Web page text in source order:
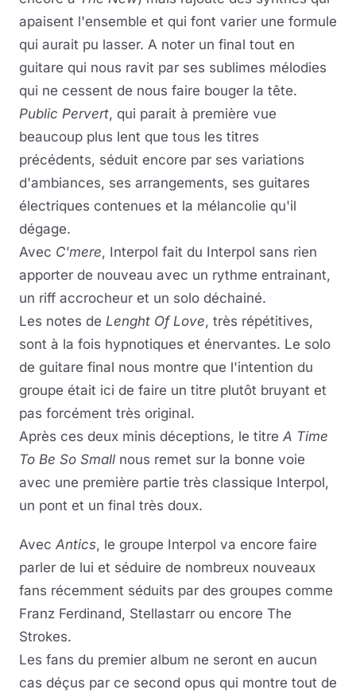
apaisent l'ensemble et qui font varier une formule
qui aurait pu lasser. A noter un final tout en
guitare qui nous ravit par ses sublimes mélodies
qui ne cessent de nous faire bouger la tête.
Public Pervert, qui parait à première vue
beaucoup plus lent que tous les titres
précédents, séduit encore par ses variations
d'ambiances, ses arrangements, ses guitares
électriques contenues et la mélancolie qu'il
dégage.
Avec C'mere, Interpol fait du Interpol sans rien
apporter de nouveau avec un rythme entrainant,
un riff accrocheur et un solo déchainé.
Les notes de Lenght Of Love, très répétitives,
sont à la fois hypnotiques et énervantes. Le solo
de guitare final nous montre que l'intention du
groupe était ici de faire un titre plutôt bruyant et
pas forcément très original.
Après ces deux minis déceptions, le titre A Time
To Be So Small nous remet sur la bonne voie
avec une première partie très classique Interpol,
un pont et un final très doux.
Avec Antics, le groupe Interpol va encore faire
parler de lui et séduire de nombreux nouveaux
fans récemment séduits par des groupes comme
Franz Ferdinand, Stellastarr ou encore The
Strokes.
Les fans du premier album ne seront en aucun
cas déçus par ce second opus qui montre tout de